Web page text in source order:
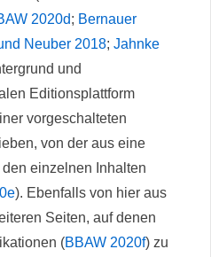
2020d; Bernauer
Neuber 2018; Jahnke
und
Editionsplattform
vorgeschalteten
von der aus eine
einzelnen Inhalten
). Ebenfalls von hier aus
Seiten, auf denen
(BBAW 2020f) zu